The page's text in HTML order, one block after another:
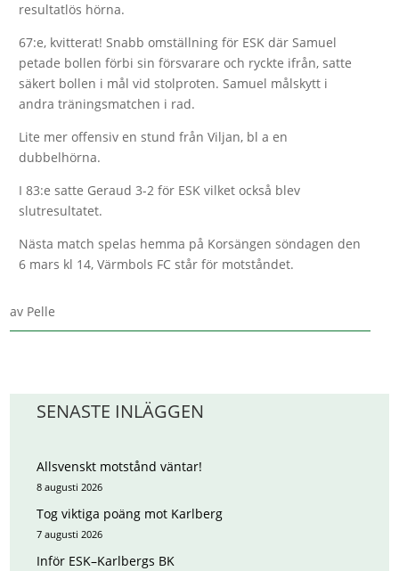
resultatlös hörna.
67:e, kvitterat! Snabb omställning för ESK där Samuel
petade bollen förbi sin försvarare och ryckte ifrån, satte
säkert bollen i mål vid stolproten. Samuel målskytt i
andra träningsmatchen i rad.
Lite mer offensiv en stund från Viljan, bl a en
dubbelhörna.
I 83:e satte Geraud 3-2 för ESK vilket också blev
slutresultatet.
Nästa match spelas hemma på Korsängen söndagen den
6 mars kl 14, Värmbols FC står för motståndet.
av Pelle
SENASTE INLÄGGEN
Allsvenskt motstånd väntar!
8 augusti 2026
Tog viktiga poäng mot Karlberg
7 augusti 2026
Inför ESK–Karlbergs BK